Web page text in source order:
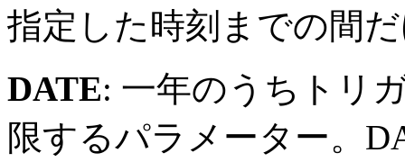
指定した時刻までの間
DATE: 一年のうちトリ
限するパラメーター。